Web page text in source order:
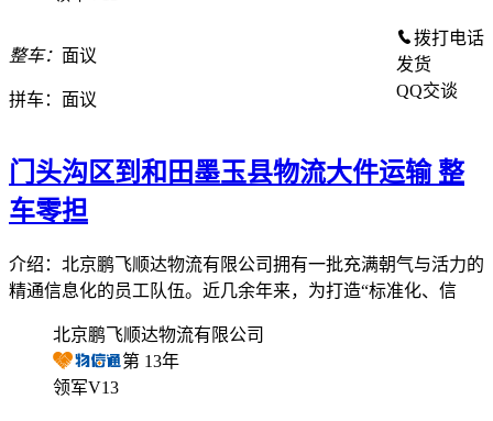
整车： 面议
拼车： 面议
拨打电话
发货
QQ交谈
门头沟区到和田墨玉县物流大件运输 整
车零担
介绍：北京鹏飞顺达物流有限公司拥有一批充满朝气与活力的
精通信息化的员工队伍。近几余年来，为打造“标准化、信
北京鹏飞顺达物流有限公司
第 13年
领军V13